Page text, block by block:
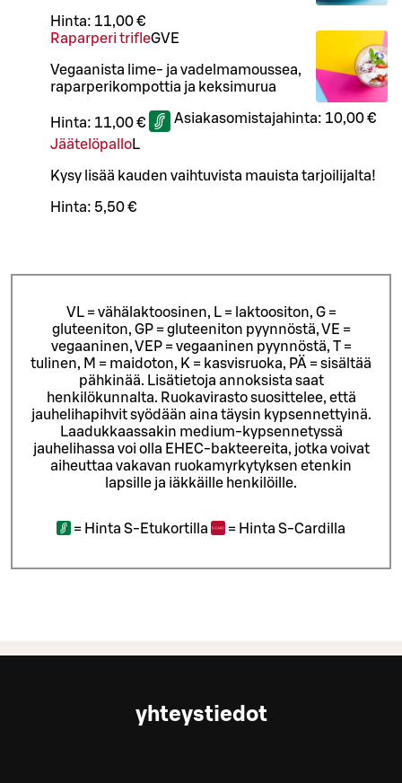
Hinta: 11,00 €
Raparperi trifleGVE
Vegaanista lime- ja vadelmamoussea,
raparperikompottia ja keksimurua
Hinta: 11,00 € Asiakasomistajahinta: 10,00 €
JäätelöpalloL
Kysy lisää kauden vaihtuvista mauista tarjoilijalta!
Hinta: 5,50 €
VL = vähälaktoosinen, L = laktoositon, G =
gluteeniton, GP = gluteeniton pyynnöstä, VE =
vegaaninen, VEP = vegaaninen pyynnöstä, T =
tulinen, M = maidoton, K = kasvisruoka, PÄ = sisältää
pähkinää. Lisätietoja annoksista saat
henkilökunnalta. Ruokavirasto suosittelee, että
jauhelihapihvit syödään aina täysin kypsennettyinä.
Laadukkaassakin medium-kypsennetyssä
jauhelihassa voi olla EHEC-bakteereita, jotka voivat
aiheuttaa vakavan ruokamyrkytyksen etenkin
lapsille ja iäkkäille henkilöille.
= Hinta S-Etukortilla = Hinta S-Cardilla
yhteystiedot